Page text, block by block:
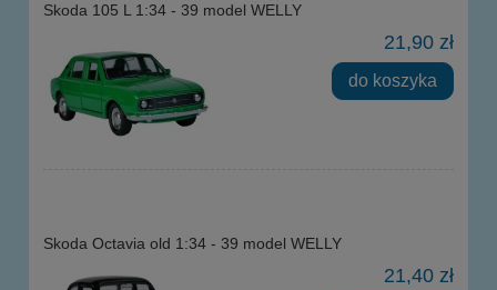
Skoda 105 L 1:34 - 39 model WELLY
21,90 zł
do koszyka
Skoda Octavia old 1:34 - 39 model WELLY
21,40 zł